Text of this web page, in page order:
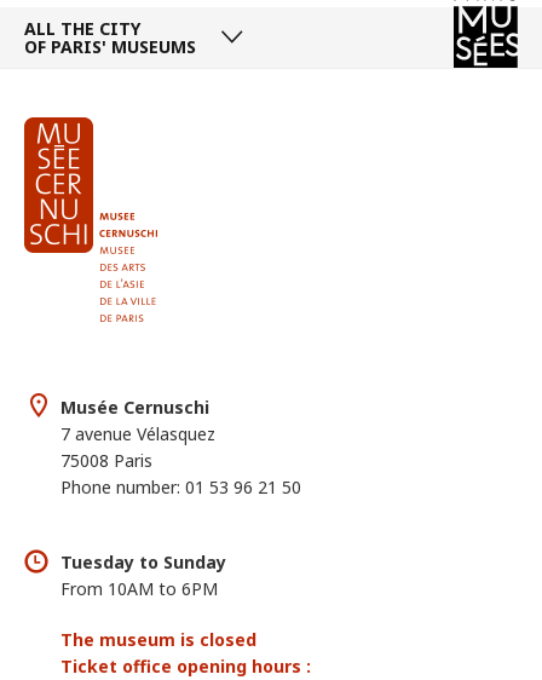
ALL THE CITY
OF PARIS' MUSEUMS
Musée Cernuschi
7 avenue Vélasquez
75008 Paris
Phone number: 01 53 96 21 50
Tuesday to Sunday
From 10AM to 6PM
The museum is closed
Ticket office opening hours :